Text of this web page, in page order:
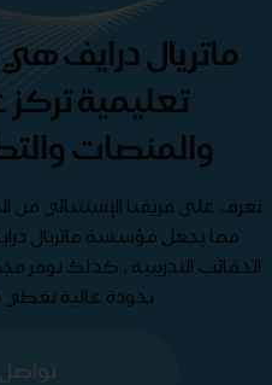
ماتريال درايف
تعليمية
والمنصات
تعرف على فريقنا الإستثنائي من
مما يجعل مؤسسة ماتريال
الحقائب التدريبية , كذلك نوفر
بجودة عالية